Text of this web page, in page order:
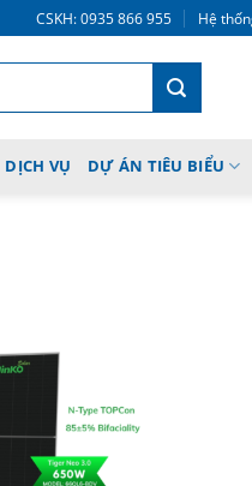
CSKH: 0935 866 955 Hệ
DỊCH VỤ DỰ ÁN TIÊU BIỂU
Add to
wishlist